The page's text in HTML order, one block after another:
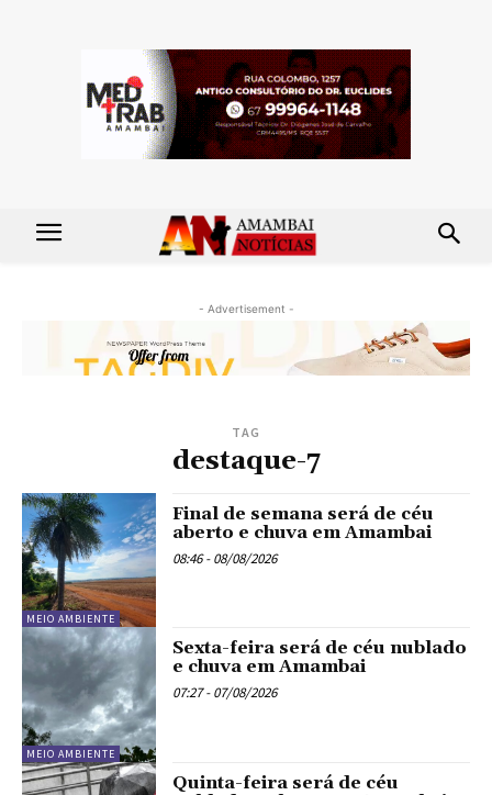
- Advertisement -
TAG
destaque-7
MEIO AMBIENTE
Final de semana será de céu
aberto e chuva em Amambai
08:46 - 08/08/2026
MEIO AMBIENTE
Sexta-feira será de céu nublado
e chuva em Amambai
07:27 - 07/08/2026
Quinta-feira será de céu